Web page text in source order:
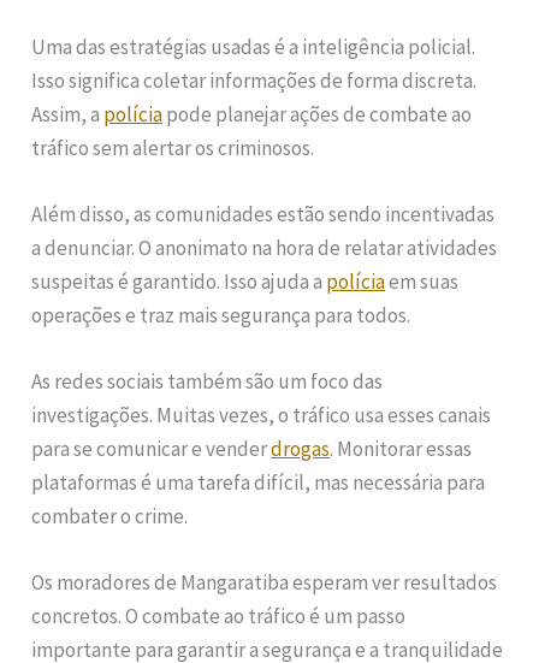
Uma das estratégias usadas é a inteligência policial.
Isso significa coletar informações de forma discreta.
Assim, a políciapode planejar ações de combate ao
tráfico sem alertar os criminosos.
Além disso, as comunidades estão sendo incentivadas
a denunciar. O anonimato na hora de relatar atividades
suspeitas é garantido. Isso ajuda a políciaem suas
operações e traz mais segurança para todos.
As redes sociais também são um foco das
investigações. Muitas vezes, o tráfico usa esses canais
para se comunicar e venderdrogas. Monitorar essas
plataformas é uma tarefa difícil, mas necessária para
combater o crime.
Os moradores de Mangaratiba esperam ver resultados
concretos. O combate ao tráfico é um passo
importante para garantir a segurança e a tranquilidade